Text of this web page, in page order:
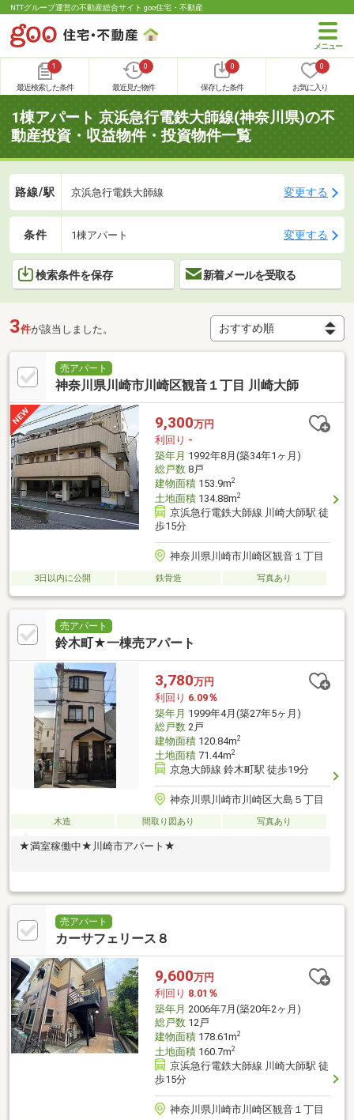
NTTグループ運営の不動産総合サイト goo住宅・不動産
1
最近検索した条件
0
最近見た物件
0
保存した条件
0
お気に入り
1棟アパート 京浜急行電鉄大師線(神奈川県)の不
動産投資・収益物件・投資物件一覧
路線/駅 京浜急行電鉄大師線 変更する
条件 1棟アパート 変更する
検索条件を保存 新着メールを受取る
3件が該当しました。
売アパート
神奈川県川崎市川崎区観音１丁目 川崎大師
9,300万円
利回り -
築年月 1992年8月(築34年1ヶ月)
総戸数8戸
建物面積153.9m2
土地面積134.88m2
京浜急行電鉄大師線 川崎大師駅 徒
歩15分
神奈川県川崎市川崎区観音１丁目
3日以内に公開 鉄骨造 写真あり
売アパート
鈴木町★一棟売アパート
3,780万円
利回り 6.09％
築年月 1999年4月(築27年5ヶ月)
総戸数2戸
建物面積120.84m2
土地面積71.44m2
京急大師線 鈴木町駅 徒歩19分
神奈川県川崎市川崎区大島５丁目
木造 間取り図あり 写真あり
★満室稼働中★川崎市アパート★
売アパート
カーサフェリース８
9,600万円
利回り 8.01％
築年月 2006年7月(築20年2ヶ月)
総戸数12戸
建物面積178.61m2
土地面積160.7m2
京浜急行電鉄大師線 川崎大師駅 徒
歩15分
神奈川県川崎市川崎区観音１丁目